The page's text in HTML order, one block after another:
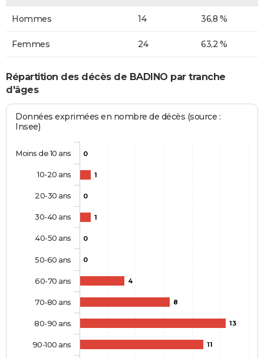
Hommes 14 36,8 %
Femmes 24 63,2 %
Répartition des décès de BADINO par tranche
d'âges
Données exprimées en nombre de décès (source :
Insee)
0
1
0
1
0
0
4
8
13
11
Moins de 10 ans
10-20 ans
20-30 ans
30-40 ans
40-50 ans
50-60 ans
60-70 ans
70-80 ans
80-90 ans
90-100 ans